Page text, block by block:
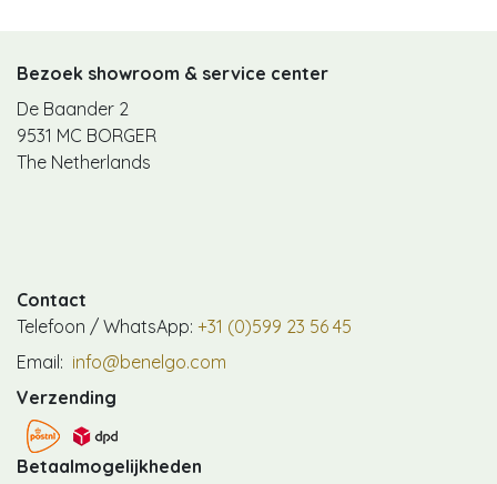
Bezoek showroom & service center
De Baander 2
9531 MC BORGER
The Netherlands
Contact
Telefoon / WhatsApp: +31 (0)599 23 56 45
Email: info@benelgo.com
Verzending
Betaalmogelijkheden